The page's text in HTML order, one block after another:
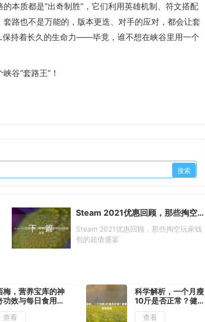
本质都是“出奇制胜”，它们利用英雄机制、符文搭配
路也不是万能的，版本更迭、对手的应对，都会让套
持着长久的生命力——毕竟，谁不想在峡谷里用一个
谷“套路王”！
下一篇
Steam 2021优惠回顾，那些掏空玩家钱包的超值盛宴
Steam 2021优惠回顾，那些掏空玩家钱
包的超值盛宴
梅，营养宝库的神
功效与每日食用建
查看
科学解析，一个月瘦
10斤是否正常？健康
减重速度指南
查看